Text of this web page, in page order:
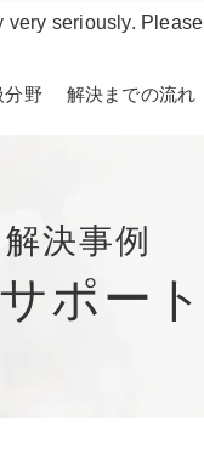
分野 解決までの流れ
解決事例
ポー
seriously.